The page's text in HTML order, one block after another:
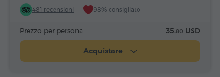
481 recensioni 98% consigliato
Prezzo per persona 35.80 USD
Acquistare